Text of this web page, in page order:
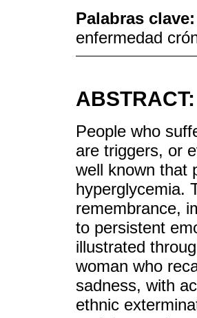
Palabras clave:
enfermedad
ABSTRACT:
People who
are triggers, or
well known that
hyperglycemia.
remembrance,
to persistent
illustrated
woman who
sadness, with
ethnic